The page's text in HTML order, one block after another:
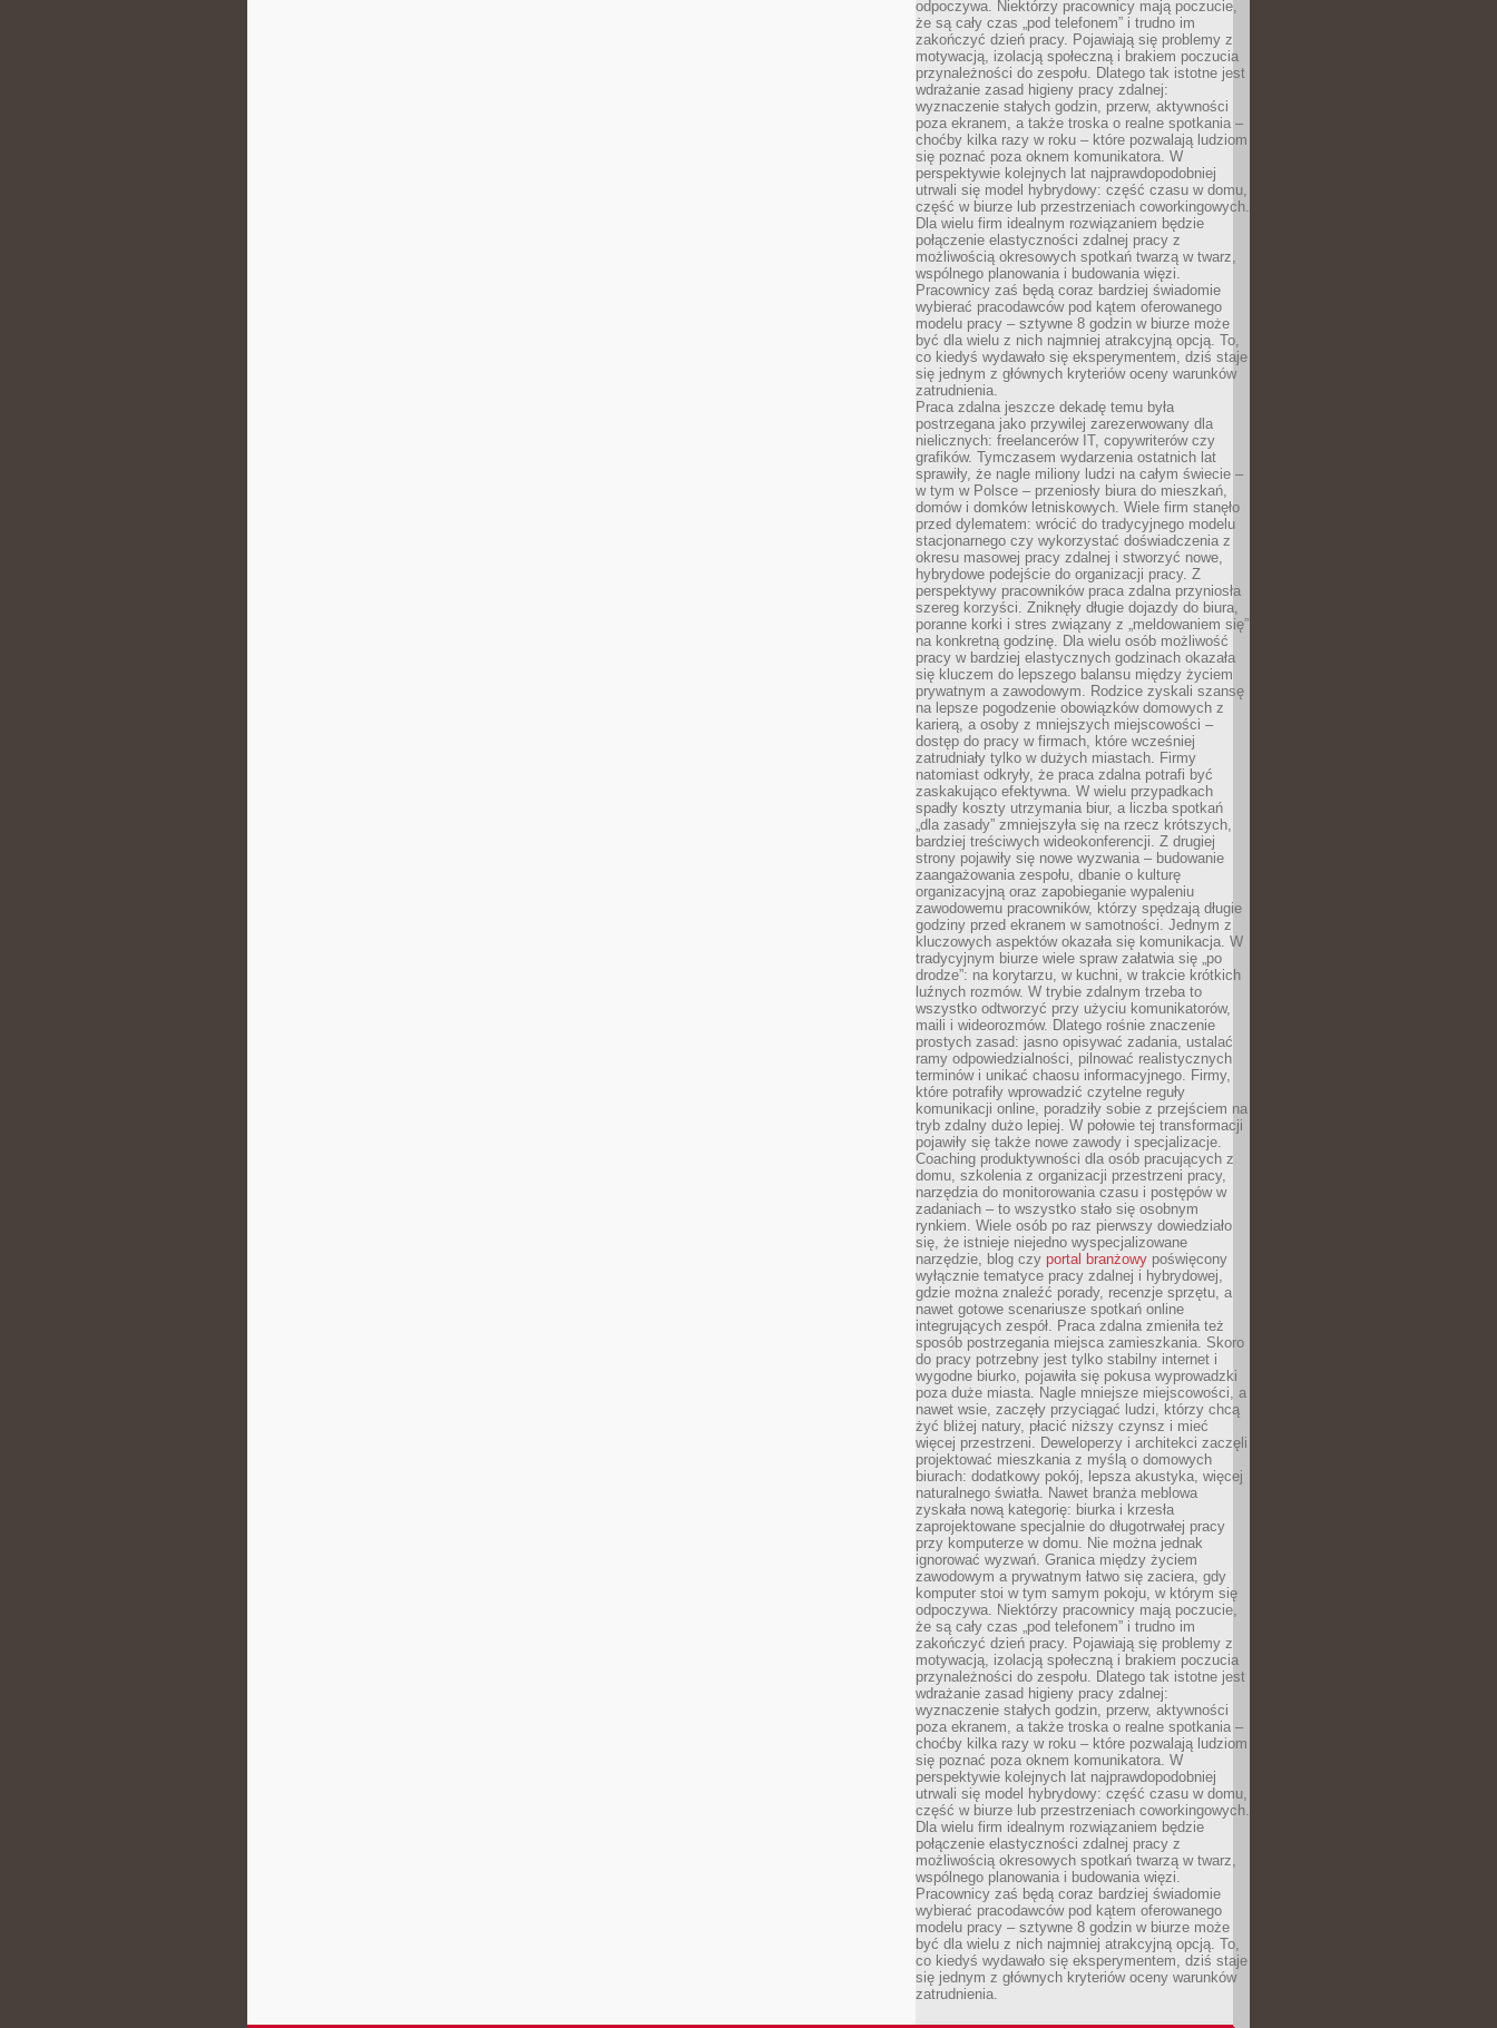
odpoczywa. Niektórzy pracownicy mają poczucie,
że są cały czas „pod telefonem” i trudno im
zakończyć dzień pracy. Pojawiają się problemy z
motywacją, izolacją społeczną i brakiem poczucia
przynależności do zespołu. Dlatego tak istotne jest
wdrażanie zasad higieny pracy zdalnej:
wyznaczenie stałych godzin, przerw, aktywności
poza ekranem, a także troska o realne spotkania –
choćby kilka razy w roku – które pozwalają ludziom
się poznać poza oknem komunikatora. W
perspektywie kolejnych lat najprawdopodobniej
utrwali się model hybrydowy: część czasu w domu,
część w biurze lub przestrzeniach coworkingowych.
Dla wielu firm idealnym rozwiązaniem będzie
połączenie elastyczności zdalnej pracy z
możliwością okresowych spotkań twarzą w twarz,
wspólnego planowania i budowania więzi.
Pracownicy zaś będą coraz bardziej świadomie
wybierać pracodawców pod kątem oferowanego
modelu pracy – sztywne 8 godzin w biurze może
być dla wielu z nich najmniej atrakcyjną opcją. To,
co kiedyś wydawało się eksperymentem, dziś staje
się jednym z głównych kryteriów oceny warunków
zatrudnienia.
Praca zdalna jeszcze dekadę temu była
postrzegana jako przywilej zarezerwowany dla
nielicznych: freelancerów IT, copywriterów czy
grafików. Tymczasem wydarzenia ostatnich lat
sprawiły, że nagle miliony ludzi na całym świecie –
w tym w Polsce – przeniosły biura do mieszkań,
domów i domków letniskowych. Wiele firm stanęło
przed dylematem: wrócić do tradycyjnego modelu
stacjonarnego czy wykorzystać doświadczenia z
okresu masowej pracy zdalnej i stworzyć nowe,
hybrydowe podejście do organizacji pracy. Z
perspektywy pracowników praca zdalna przyniosła
szereg korzyści. Zniknęły długie dojazdy do biura,
poranne korki i stres związany z „meldowaniem się”
na konkretną godzinę. Dla wielu osób możliwość
pracy w bardziej elastycznych godzinach okazała
się kluczem do lepszego balansu między życiem
prywatnym a zawodowym. Rodzice zyskali szansę
na lepsze pogodzenie obowiązków domowych z
karierą, a osoby z mniejszych miejscowości –
dostęp do pracy w firmach, które wcześniej
zatrudniały tylko w dużych miastach. Firmy
natomiast odkryły, że praca zdalna potrafi być
zaskakująco efektywna. W wielu przypadkach
spadły koszty utrzymania biur, a liczba spotkań
„dla zasady” zmniejszyła się na rzecz krótszych,
bardziej treściwych wideokonferencji. Z drugiej
strony pojawiły się nowe wyzwania – budowanie
zaangażowania zespołu, dbanie o kulturę
organizacyjną oraz zapobieganie wypaleniu
zawodowemu pracowników, którzy spędzają długie
godziny przed ekranem w samotności. Jednym z
kluczowych aspektów okazała się komunikacja. W
tradycyjnym biurze wiele spraw załatwia się „po
drodze”: na korytarzu, w kuchni, w trakcie krótkich
luźnych rozmów. W trybie zdalnym trzeba to
wszystko odtworzyć przy użyciu komunikatorów,
maili i wideorozmów. Dlatego rośnie znaczenie
prostych zasad: jasno opisywać zadania, ustalać
ramy odpowiedzialności, pilnować realistycznych
terminów i unikać chaosu informacyjnego. Firmy,
które potrafiły wprowadzić czytelne reguły
komunikacji online, poradziły sobie z przejściem na
tryb zdalny dużo lepiej. W połowie tej transformacji
pojawiły się także nowe zawody i specjalizacje.
Coaching produktywności dla osób pracujących z
domu, szkolenia z organizacji przestrzeni pracy,
narzędzia do monitorowania czasu i postępów w
zadaniach – to wszystko stało się osobnym
rynkiem. Wiele osób po raz pierwszy dowiedziało
się, że istnieje niejedno wyspecjalizowane
narzędzie, blog czy portal branżowy poświęcony
wyłącznie tematyce pracy zdalnej i hybrydowej,
gdzie można znaleźć porady, recenzje sprzętu, a
nawet gotowe scenariusze spotkań online
integrujących zespół. Praca zdalna zmieniła też
sposób postrzegania miejsca zamieszkania. Skoro
do pracy potrzebny jest tylko stabilny internet i
wygodne biurko, pojawiła się pokusa wyprowadzki
poza duże miasta. Nagle mniejsze miejscowości, a
nawet wsie, zaczęły przyciągać ludzi, którzy chcą
żyć bliżej natury, płacić niższy czynsz i mieć
więcej przestrzeni. Deweloperzy i architekci zaczęli
projektować mieszkania z myślą o domowych
biurach: dodatkowy pokój, lepsza akustyka, więcej
naturalnego światła. Nawet branża meblowa
zyskała nową kategorię: biurka i krzesła
zaprojektowane specjalnie do długotrwałej pracy
przy komputerze w domu. Nie można jednak
ignorować wyzwań. Granica między życiem
zawodowym a prywatnym łatwo się zaciera, gdy
komputer stoi w tym samym pokoju, w którym się
odpoczywa. Niektórzy pracownicy mają poczucie,
że są cały czas „pod telefonem” i trudno im
zakończyć dzień pracy. Pojawiają się problemy z
motywacją, izolacją społeczną i brakiem poczucia
przynależności do zespołu. Dlatego tak istotne jest
wdrażanie zasad higieny pracy zdalnej:
wyznaczenie stałych godzin, przerw, aktywności
poza ekranem, a także troska o realne spotkania –
choćby kilka razy w roku – które pozwalają ludziom
się poznać poza oknem komunikatora. W
perspektywie kolejnych lat najprawdopodobniej
utrwali się model hybrydowy: część czasu w domu,
część w biurze lub przestrzeniach coworkingowych.
Dla wielu firm idealnym rozwiązaniem będzie
połączenie elastyczności zdalnej pracy z
możliwością okresowych spotkań twarzą w twarz,
wspólnego planowania i budowania więzi.
Pracownicy zaś będą coraz bardziej świadomie
wybierać pracodawców pod kątem oferowanego
modelu pracy – sztywne 8 godzin w biurze może
być dla wielu z nich najmniej atrakcyjną opcją. To,
co kiedyś wydawało się eksperymentem, dziś staje
się jednym z głównych kryteriów oceny warunków
zatrudnienia.